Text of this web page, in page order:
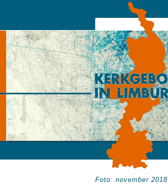
Foto: november 2018